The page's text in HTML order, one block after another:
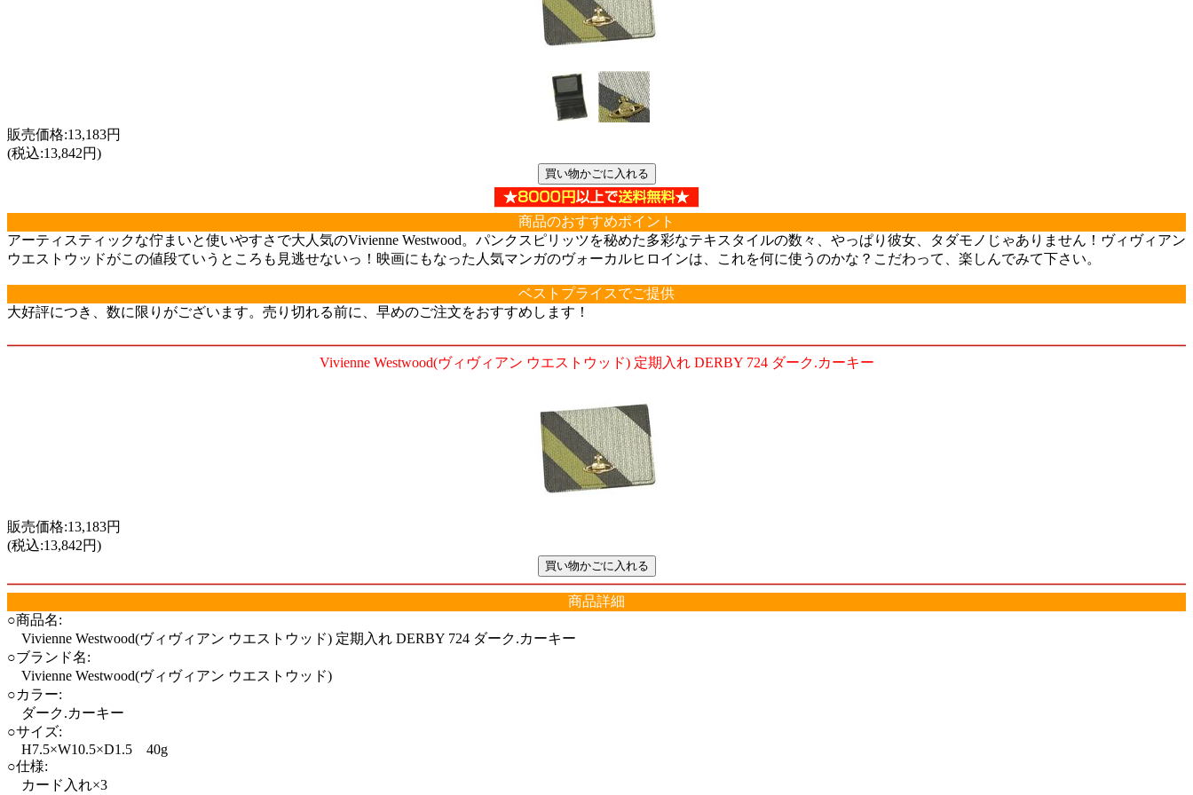
販売価格:13,183円
(税込:13,842円)
商品のおすすめポイント
アーティスティックな佇まいと使いやすさで大人気のVivienne Westwood。パンクスピリッツを秘めた多彩なテキスタイルの数々、やっぱり彼女、タダモノじゃありません！ヴィヴィアン
ウエストウッドがこの値段ていうところも見逃せないっ！映画にもなった人気マンガのヴォーカルヒロインは、これを何に使うのかな？こだわって、楽しんでみて下さい。
ベストプライスでご提供
大好評につき、数に限りがございます。売り切れる前に、早めのご注文をおすすめします！
Vivienne Westwood(ヴィヴィアン ウエストウッド) 定期入れ DERBY 724 ダーク.カーキー
販売価格:13,183円
(税込:13,842円)
商品詳細
○商品名:
Vivienne Westwood(ヴィヴィアン ウエストウッド) 定期入れ DERBY 724 ダーク.カーキー
○ブランド名:
Vivienne Westwood(ヴィヴィアン ウエストウッド)
○カラー:
ダーク.カーキー
○サイズ:
H7.5×W10.5×D1.5 40g
○仕様:
カード入れ×3